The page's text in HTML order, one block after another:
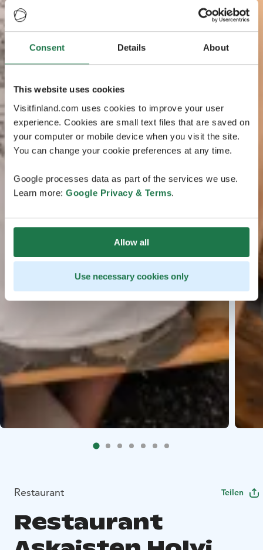
Consent Details About
This website uses cookies
Visitfinland.com uses cookies to improve your user
experience. Cookies are small text files that are saved on
your computer or mobile device when you visit the site.
You can change your cookie preferences at any time.
Google processes data as part of the services we use.
Learn more: Google Privacy & Terms.
Allow all
Use necessary cookies only
Restaurant Teilen
Restaurant